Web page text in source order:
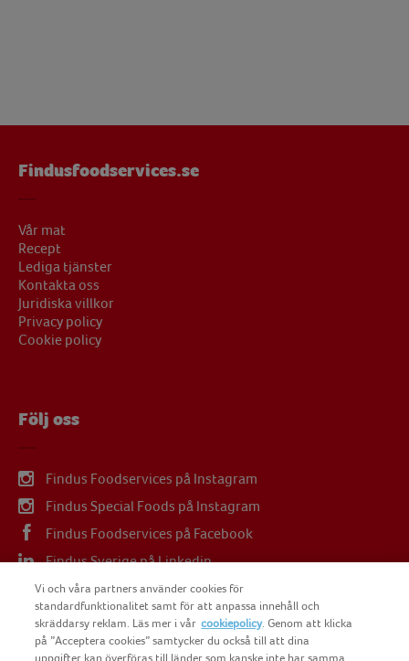
Findusfoodservices.se
Vår mat
Recept
Lediga tjänster
Kontakta oss
Juridiska villkor
Privacy policy
Cookie policy
Följ oss
Findus Foodservices på Instagram
Findus Special Foods på Instagram
Findus Foodservices på Facebook
Findus Sverige på Linkedin
Findus Sverige på Youtube
Vi och våra partners använder cookies för
standardfunktionalitet samt för att anpassa innehåll och
skräddarsy reklam. Läs mer i vår cookiepolicy. Genom att klicka
på ”Acceptera cookies” samtycker du också till att dina
uppgifter kan överföras till länder som kanske inte har samma